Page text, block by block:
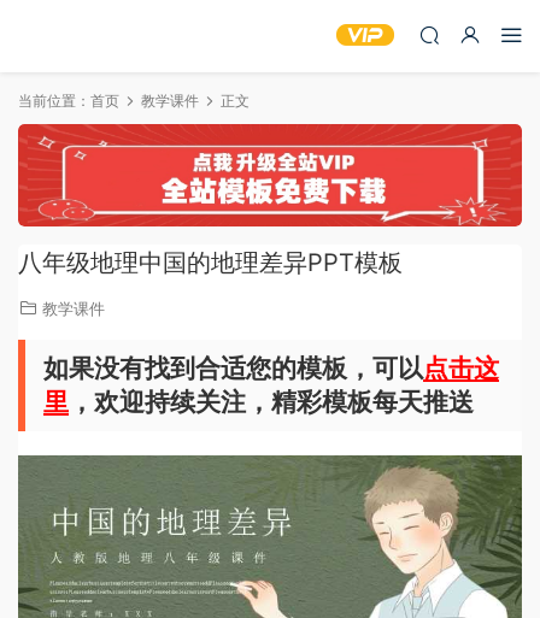
当前位置： 首页 教学课件 正文
八年级地理中国的地理差异PPT模板
教学课件
如果没有找到合适您的模板，可以点击这
里 ，欢迎持续关注，精彩模板每天推送